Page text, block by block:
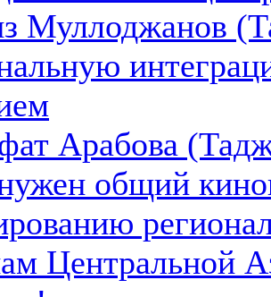
Муллоджанов
Арабова
общий
Центральной